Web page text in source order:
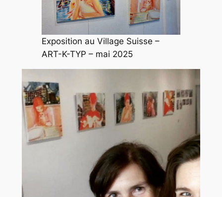
Exposition au Village Suisse –
ART-K-TYP – mai 2025